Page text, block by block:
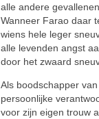
alle andere
Wanneer Farao daar
wiens hele leger
alle levenden angst
door het zwaard
Als boodschapper
persoonlijke
voor zijn eigen trouw